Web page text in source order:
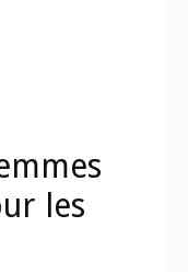
les